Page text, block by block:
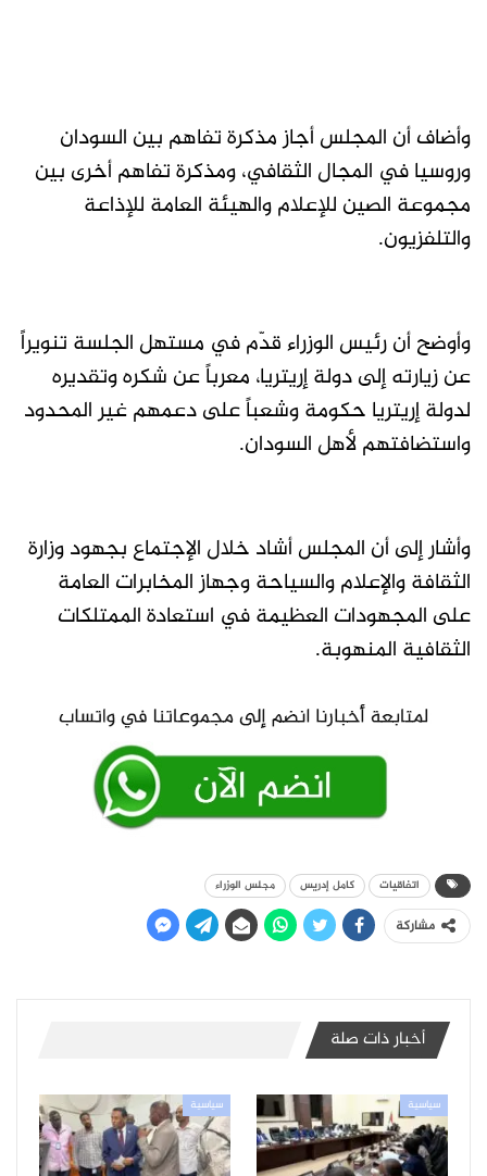
وأضاف أن المجلس أجاز مذكرة تفاهم بين السودان
وروسيا في المجال الثقافي، ومذكرة تفاهم أخرى بين
مجموعة الصين للإعلام والهيئة العامة للإذاعة
والتلفزيون.
وأوضح أن رئيس الوزراء قدّم في مستهل الجلسة تنويراً
عن زيارته إلى دولة إريتريا، معرباً عن شكره وتقديره
لدولة إريتريا حكومة وشعباً على دعمهم غير المحدود
واستضافتهم لأهل السودان.
وأشار إلى أن المجلس أشاد خلال الإجتماع بجهود وزارة
الثقافة والإعلام والسياحة وجهاز المخابرات العامة
على المجهودات العظيمة في استعادة الممتلكات
الثقافية المنهوبة.
اتفاقيات كامل إدريس مجلس الوزراء
مشاركة
أخبار ذات صلة
سياسية سياسية